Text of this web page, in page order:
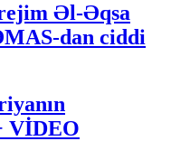
Əl-Əqsa
dan ciddi
VİDEO